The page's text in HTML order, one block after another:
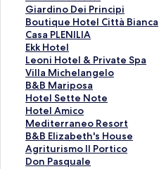
&
B
페
이
지
를
여
는
링
크
n
i
페
이
지
를
여
는
링
크
a
n
c
e
s
c
a
페
이
지
를
여
는
o
r
a
페
이
지
를
여
는
링
크
s
m
o
T
o
r
r
e
M
a
n
n
e
e
r
a
페
이
지
를
여
는
링
크
o
페
이
지
를
여
는
링
크
L
a
F
o
n
t
e
페
이
지
를
여
는
H
o
t
e
l
페
이
지
를
여
는
링
크
e
l
D
u
c
a
d
e
g
l
i
A
b
e
s
t
H
o
u
s
e
-
I
S
a
l
i
r
a
m
a
r
e
H
o
t
e
l
페
Giardino Dei Principi
G
i
a
r
d
i
n
o
D
e
i
P
r
Boutique Hotel Città Bianca
B
o
u
t
i
q
u
e
H
o
t
e
Casa PLENILIA
C
a
s
a
P
L
E
N
I
L
I
Ekk Hotel
E
k
k
H
o
t
e
l
페
이
Leoni Hotel & Private Spa
L
e
o
n
i
H
o
t
e
Villa Michelangelo
V
i
l
l
a
M
i
c
B&B Mariposa
B
&
B
M
a
r
i
Hotel Sette Note
H
o
t
e
l
S
Hotel Amico
H
o
t
e
l
Mediterraneo Resort
M
e
d
i
B&B Elizabeth's House
B
&
B
Agriturismo Il Portico
A
g
Don Pasquale
D